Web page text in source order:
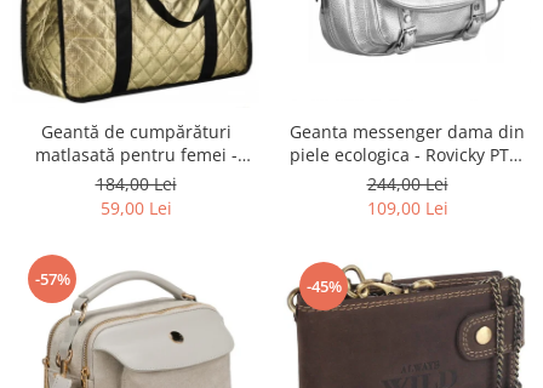
Geantă de cumpărături
matlasată pentru femei -
Rovicky PTR-RSPV-001P-5277
GOLD
184,00 Lei
59,00 Lei
Geanta messenger dama din
piele ecologica - Rovicky PTR-
R-TOR-ALE-2-3776 SIL
244,00 Lei
109,00 Lei
-57% -45%